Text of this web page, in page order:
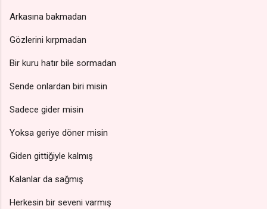
Arkasına bakmadan
Gözlerini kırpmadan
Bir kuru hatır bile sormadan
Sende onlardan biri misin
Sadece gider misin
Yoksa geriye döner misin
Giden gittiğiyle kalmış
Kalanlar da sağmış
Herkesin bir seveni varmış